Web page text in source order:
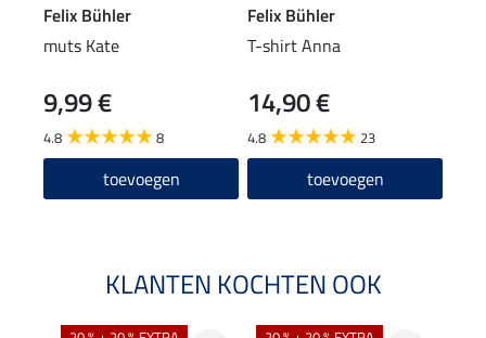
Felix Bühler
muts Kate
9,99 €
4.8 8
toevoegen
Felix Bühler
T-shirt Anna
14,90 €
4.8 23
toevoegen
KLANTEN KOCHTEN OOK